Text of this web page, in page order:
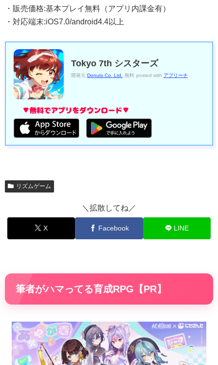
・販売価格:基本プレイ無料（アプリ内課金有）
・対応端末:iOS7.0/android4.4以上
Tokyo 7th シスターズ
開発元:Donuts Co. Ltd. 無料 posted with アプリーチ
リズムゲーム
＼拡散してね／
X Facebook LINE
筆者がハマってる育成RPG【PR】